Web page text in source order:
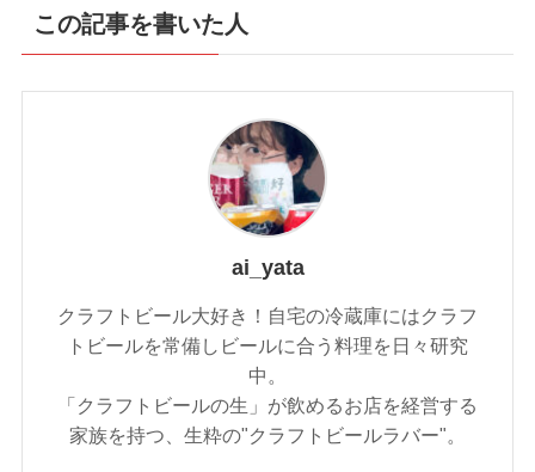
この記事を書いた人
ai_yata
クラフトビール大好き！自宅の冷蔵庫にはクラフ
トビールを常備しビールに合う料理を日々研究
中。
「クラフトビールの生」が飲めるお店を経営する
家族を持つ、生粋の"クラフトビールラバー"。